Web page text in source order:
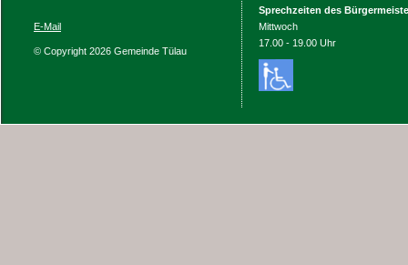
E-Mail
© Copyright 2026 Gemeinde Tülau
Sprechzeiten des
Mittwoch
17.00 - 19.00 Uhr